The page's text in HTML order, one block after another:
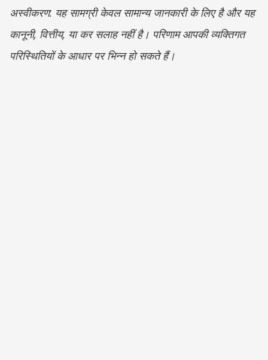
अस्वीकरण: यह सामग्री केवल सामान्य जानकारी के लिए है और यह
कानूनी, वित्तीय, या कर सलाह नहीं है। परिणाम आपकी व्यक्तिगत
परिस्थितियों के आधार पर भिन्न हो सकते हैं।